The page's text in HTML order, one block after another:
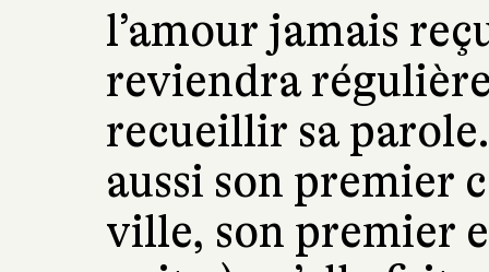
l’amour jamais
reviendra
recueillir sa
aussi son premier
ville, son premier